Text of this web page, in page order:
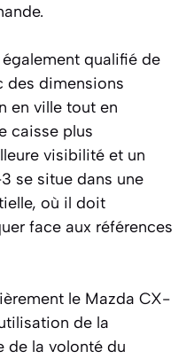
également qualifié de
des dimensions
en ville tout en
caisse plus
visibilité et un
se situe dans une
où il doit
face aux références
le Mazda CX-
de la
de la volonté du